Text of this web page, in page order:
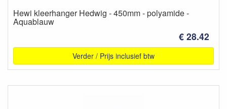
Hewi kleerhanger Hedwig - 450mm - polyamide -
Aquablauw
€ 28.42
Verder / Prijs inclusief btw